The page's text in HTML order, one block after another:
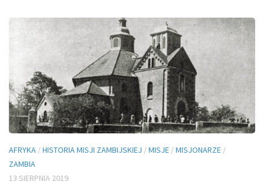
AFRYKA /HISTORIA MISJI ZAMBIJSKIEJ /MISJE /MISJONARZE /
ZAMBIA
13 SIERPNIA 2019